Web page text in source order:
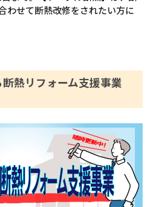
わせて断熱改修をされたい方に
熱リフォーム支援事業